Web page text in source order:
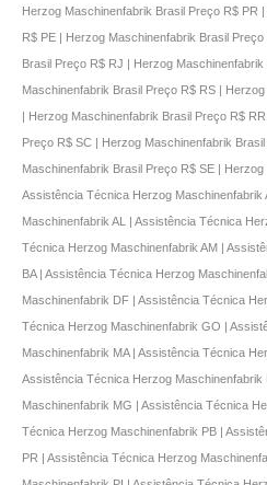
Herzog Maschinenfabrik Brasil Preço R$ PR
R$ PE | Herzog Maschinenfabrik Brasil
Brasil Preço R$ RJ | Herzog
Maschinenfabrik Brasil Preço R$ RS |
| Herzog Maschinenfabrik Brasil Preço R$
Preço R$ SC | Herzog Maschinenfabrik
Maschinenfabrik Brasil Preço R$ SE |
Assistência Técnica Herzog
Maschinenfabrik AL | Assistência Técnica
Técnica Herzog Maschinenfabrik AM |
BA | Assistência Técnica Herzog
Maschinenfabrik DF | Assistência Técnica
Técnica Herzog Maschinenfabrik GO |
Maschinenfabrik MA | Assistência Técnica
Assistência Técnica Herzog
Maschinenfabrik MG | Assistência Técnica
Técnica Herzog Maschinenfabrik PB |
PR | Assistência Técnica Herzog